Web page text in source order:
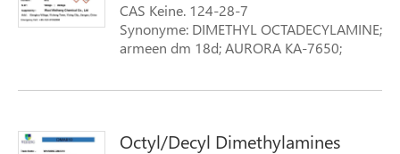
CAS Keine. 124-28-7
Synonyme: DIMETHYL OCTADECYLAMINE;
armeen dm 18d; AURORA KA-7650;
DIMETHYLSTEARYLAMINE
Octyl/Decyl Dimethylamines